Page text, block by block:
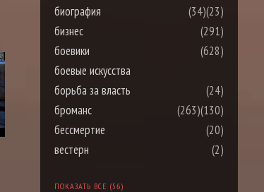
(23)
биография
(34)
бизнес
(291)
боевики
(628)
боевые искусства
(24)
борьба за власть
(130)
броманс
(263)
бессмертие
(20)
вестерн
(2)
ПОКАЗАТЬ ВСЕ (56)